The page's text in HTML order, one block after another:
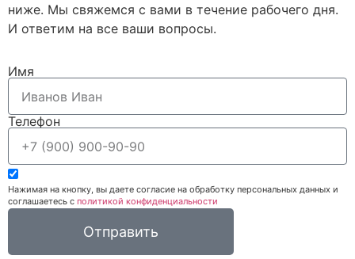
ниже. Мы свяжемся с вами в течение рабочего дня.
И ответим на все ваши вопросы.​
Имя
Телефон
Нажимая на кнопку, вы даете согласие на обработку персональных данных и
соглашаетесь c политикой конфиденциальности
Отправить